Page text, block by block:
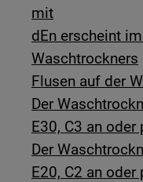
mit
dEn erscheint
Waschtrockners
Flusen auf der
Der
E30, C3 an oder
Der
E20, C2 an